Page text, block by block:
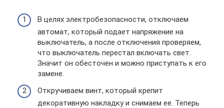
В целях электробезопасности, отключаем
автомат, который подает напряжение на
выключатель, а после отключения проверяем,
что выключатель перестал включать свет.
Значит он обесточен и можно приступать к его
замене.
Откручиваем винт, который крепит
декоративную накладку и снимаем ее. Теперь